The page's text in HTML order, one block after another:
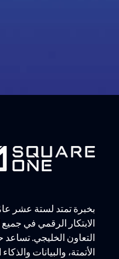
الابتكار الرقمي في
التعاون الخليجي. تساعد
الأتمتة، والبيانات